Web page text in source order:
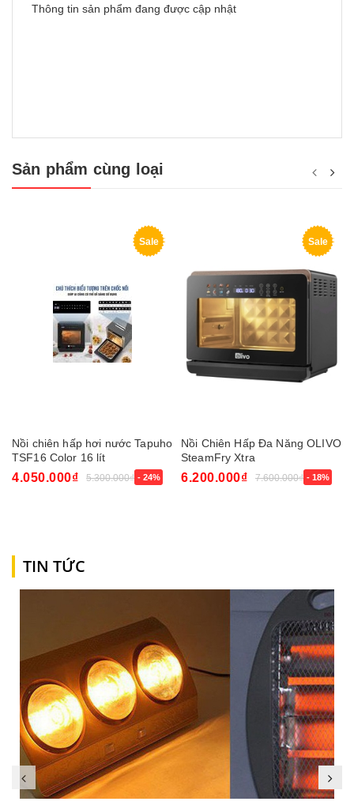
Thông tin sản phẩm đang được cập nhật
Sản phẩm cùng loại
Sale
Nồi chiên hấp hơi nước Tapuho
TSF16 Color 16 lít
4.050.000₫ 5.300.000₫ - 24%
Sale
Nồi Chiên Hấp Đa Năng OLIVO
SteamFry Xtra
6.200.000₫ 7.600.000₫ - 18%
TIN TỨC